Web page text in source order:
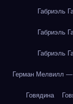
Габриэль
Габриэль
Габриэль
Герман Мелвилл
Говядина